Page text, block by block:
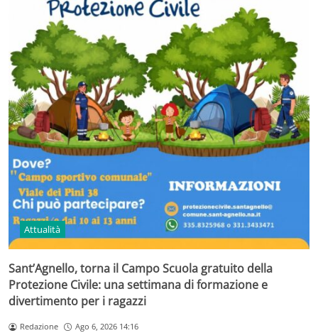
Attualità
Sant’Agnello, torna il Campo Scuola gratuito della
Protezione Civile: una settimana di formazione e
divertimento per i ragazzi
Redazione Ago 6, 2026 14:16